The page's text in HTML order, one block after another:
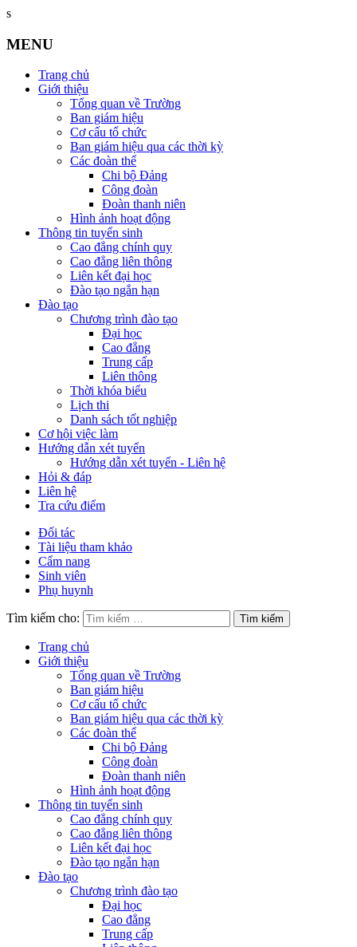
s
MENU
Trang chủ
Giới thiệu
Tổng quan về Trường
Ban giám hiệu
Cơ cấu tổ chức
Ban giám hiệu qua các thời kỳ
Các đoàn thể
Chi bộ Đảng
Công đoàn
Đoàn thanh niên
Hình ảnh hoạt động
Thông tin tuyển sinh
Cao đẳng chính quy
Cao đẳng liên thông
Liên kết đại học
Đào tạo ngắn hạn
Đào tạo
Chương trình đào tạo
Đại học
Cao đẳng
Trung cấp
Liên thông
Thời khóa biểu
Lịch thi
Danh sách tốt nghiệp
Cơ hội việc làm
Hướng dẫn xét tuyển
Hướng dẫn xét tuyển - Liên hệ
Hỏi & đáp
Liên hệ
Tra cứu điểm
Đối tác
Tài liệu tham khảo
Cẩm nang
Sinh viên
Phụ huynh
Tìm kiếm cho:
Trang chủ
Giới thiệu
Tổng quan về Trường
Ban giám hiệu
Cơ cấu tổ chức
Ban giám hiệu qua các thời kỳ
Các đoàn thể
Chi bộ Đảng
Công đoàn
Đoàn thanh niên
Hình ảnh hoạt động
Thông tin tuyển sinh
Cao đẳng chính quy
Cao đẳng liên thông
Liên kết đại học
Đào tạo ngắn hạn
Đào tạo
Chương trình đào tạo
Đại học
Cao đẳng
Trung cấp